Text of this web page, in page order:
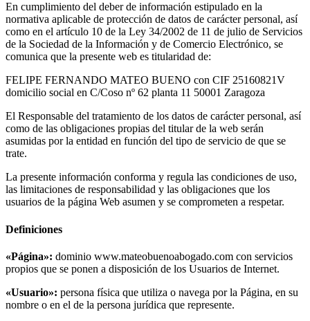
En cumplimiento del deber de información estipulado en la
normativa aplicable de protección de datos de carácter personal, así
como en el artículo 10 de la Ley 34/2002 de 11 de julio de Servicios
de la Sociedad de la Información y de Comercio Electrónico, se
comunica que la presente web es titularidad de:
FELIPE FERNANDO MATEO BUENO con CIF 25160821V
domicilio social en C/Coso nº 62 planta 11 50001 Zaragoza
El Responsable del tratamiento de los datos de carácter personal, así
como de las obligaciones propias del titular de la web serán
asumidas por la entidad en función del tipo de servicio de que se
trate.
La presente información conforma y regula las condiciones de uso,
las limitaciones de responsabilidad y las obligaciones que los
usuarios de la página Web asumen y se comprometen a respetar.
Definiciones
«Página»: dominio www.mateobuenoabogado.com con servicios
propios que se ponen a disposición de los Usuarios de Internet.
«Usuario»: persona física que utiliza o navega por la Página, en su
nombre o en el de la persona jurídica que represente.